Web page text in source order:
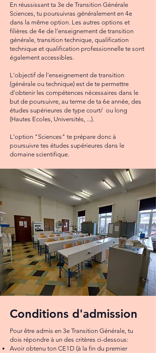
En réussissant ta 3e de Transition Générale
Sciences, tu poursuivras généralement en 4e
dans la même option. Les autres options et
filières de 4e de l'enseignement de transition
générale, transition technique, qualification
technique et qualification professionnelle te sont
également accessibles.
L'objectif de l'enseignement de transition
(générale ou technique) est de te permettre
d'obtenir les compétences nécessaires dans le
but de poursuivre, au terme de ta 6e année, des
études supérieures de type court/ ou long
(Hautes Ecoles, Universités, ...).
L'option "Sciences" te prépare donc à
poursuivre tes études supérieures dans le
domaine scientifique.
Conditions d'admission
Pour être admis en 3e Transition Générale, tu
dois répondre à un des critères ci-dessous:
Avoir obtenu ton CE1D (à la fin du premier